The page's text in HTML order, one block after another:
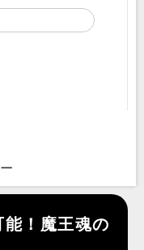
！魔王魂の